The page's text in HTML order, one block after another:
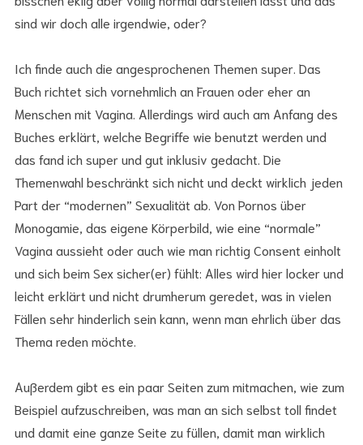
sind wir doch alle irgendwie, oder?
Ich finde auch die angesprochenen Themen super. Das
Buch richtet sich vornehmlich an Frauen oder eher an
Menschen mit Vagina. Allerdings wird auch am Anfang des
Buches erklärt, welche Begriffe wie benutzt werden und
das fand ich super und gut inklusiv gedacht. Die
Themenwahl beschränkt sich nicht und deckt wirklich jeden
Part der “modernen” Sexualität ab. Von Pornos über
Monogamie, das eigene Körperbild, wie eine “normale”
Vagina aussieht oder auch wie man richtig Consent einholt
und sich beim Sex sicher(er) fühlt: Alles wird hier locker und
leicht erklärt und nicht drumherum geredet, was in vielen
Fällen sehr hinderlich sein kann, wenn man ehrlich über das
Thema reden möchte.
Außerdem gibt es ein paar Seiten zum mitmachen, wie zum
Beispiel aufzuschreiben, was man an sich selbst toll findet
und damit eine ganze Seite zu füllen, damit man wirklich